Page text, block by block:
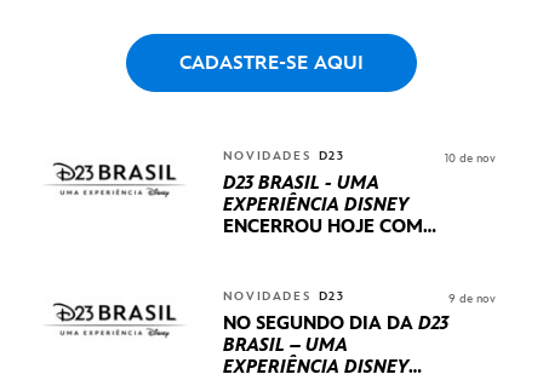
CADASTRE-SE AQUI
NOVIDADES D23
D23 BRASIL - UMA
EXPERIÊNCIA DISNEY
ENCERROU HOJE COM
INTERNACIONAIS E
PRODUÇÕES BRASILEIRAS
10 de nov
NOVIDADES D23
NO SEGUNDO DIA DA D23
BRASIL – UMA
EXPERIÊNCIA DISNEY
9 de nov